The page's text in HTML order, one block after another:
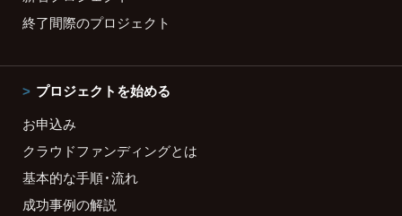
終了間際のプロジェクト
プロジェクトを始める
お申込み
クラウドファンディングとは
基本的な手順・流れ
成功事例の解説